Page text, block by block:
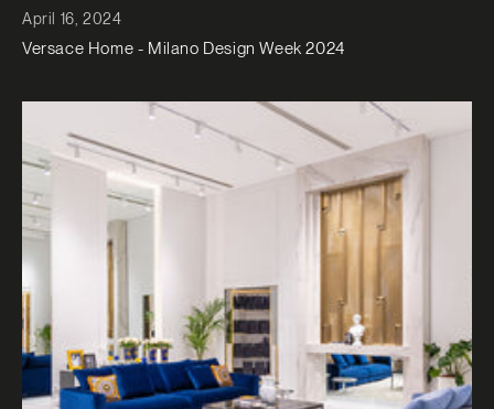
April 16, 2024
Versace Home - Milano Design Week 2024